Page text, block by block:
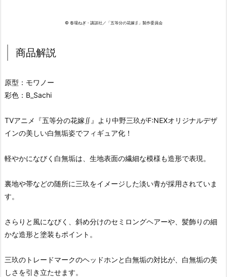
© 春場ねぎ・講談社／「五等分の花嫁∬」製作委員会
商品解説
原型：モワノー
彩色：B_Sachi
TVアニメ『五等分の花嫁∬』より中野三玖がF:NEXオリジナルデザ
インの美しい白無垢姿でフィギュア化！
軽やかになびく白無垢は、生地表面の繊細な模様も造形で表現。
裏地や帯などの随所に三玖をイメージした淡い青が採用されていま
す。
さらりと風になびく、斜め分けのセミロングヘアーや、髪飾りの細
かな造形と塗装もポイント。
三玖のトレードマークのヘッドホンと白無垢の対比が、白無垢の美
しさを引き立たせます。